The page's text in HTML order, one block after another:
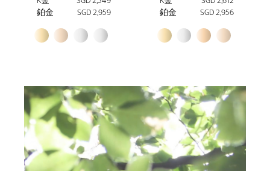
鉑金
SGD 2,959
鉑金
SGD 2,956